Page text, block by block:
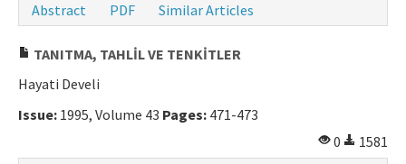
Ethical Principles
Manuscript Submission
ISSN: 0564-5050 · e-ISSN: 2651-5113
Abstract
PDF Similar Articles
TANITMA, TAHLİL VE TENKİTLER
Hayati Develi
Issue: 1995, Volume 43 Pages: 471-473
0
1581